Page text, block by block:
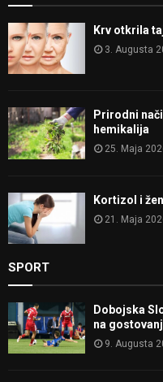
Krv otkrila
3. Augusta
Prirodni
hemikalija
25. Maja
Kortizol i
21. Maja
SPORT
Dobojska
na
9. Augusta